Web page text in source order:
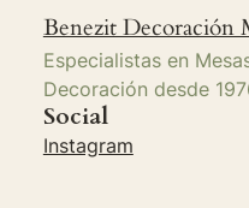
Benezit Decoración
Especialistas en
Decoración desde
Social
Instagram